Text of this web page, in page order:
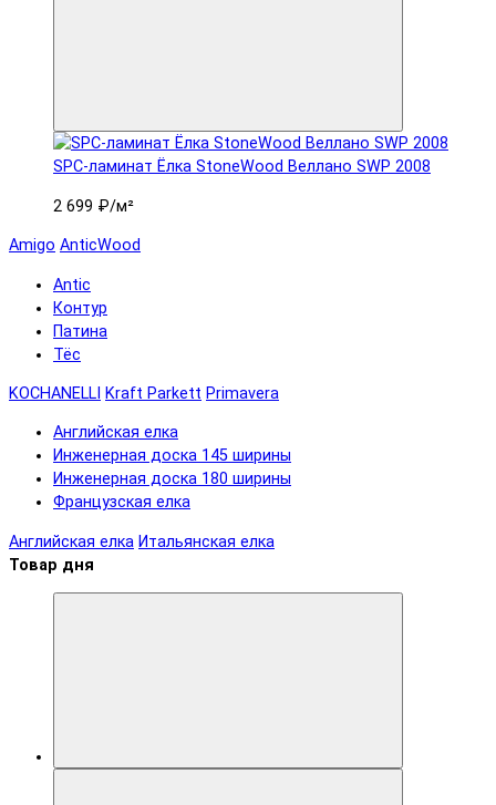
SPC-ламинат Ëлка StoneWood Веллано SWP 2008
2 699 ₽/м²
Amigo AnticWood
Antic
Контур
Патина
Тёс
KOCHANELLI Kraft Parkett Primavera
Английская елка
Инженерная доска 145 ширины
Инженерная доска 180 ширины
Французская елка
Английская елка Итальянская елка
Товар дня